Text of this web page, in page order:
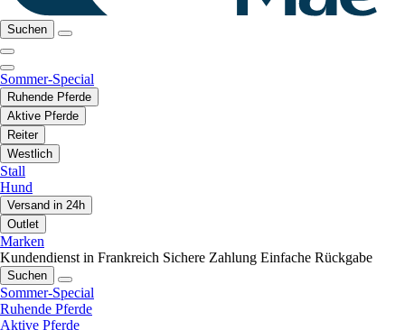
Suchen
Sommer-Special
Ruhende Pferde
Aktive Pferde
Reiter
Westlich
Stall
Hund
Versand in 24h
Outlet
Marken
Kundendienst in Frankreich Sichere Zahlung Einfache Rückgabe
Suchen
Sommer-Special
Ruhende Pferde
Aktive Pferde